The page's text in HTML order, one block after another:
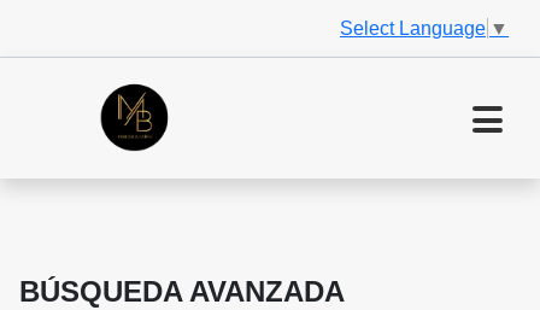
Select Language ▼
BÚSQUEDA AVANZADA